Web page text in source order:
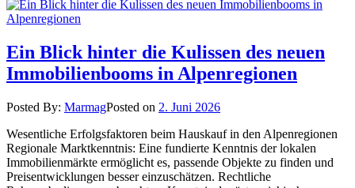
Ein Blick hinter die Kulissen des neuen
Immobilienbooms in Alpenregionen
Posted By: MarmagPosted on 2. Juni 2026
Wesentliche Erfolgsfaktoren beim Hauskauf in den Alpenregionen
Regionale Marktkenntnis: Eine fundierte Kenntnis der lokalen
Immobilienmärkte ermöglicht es, passende Objekte zu finden und
Preisentwicklungen besser einzuschätzen. Rechtliche